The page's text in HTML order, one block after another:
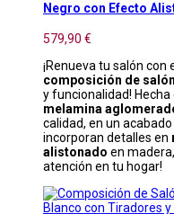
Negro con Efecto
579,90 €
¡Renueva tu salón
composición de salón
y funcionalidad! Hecha
melamina
calidad, en un acabado
incorporan detalles en
alistonado en
atención en tu hogar!